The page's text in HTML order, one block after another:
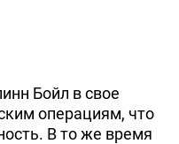
Бойл в свое
операциям, что
В то же время